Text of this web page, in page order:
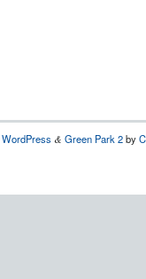
WordPress & Green Park 2by